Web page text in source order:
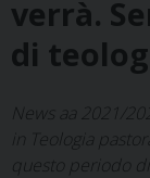
verrà.
di
News aa 2021/
in Teologia
questo periodo